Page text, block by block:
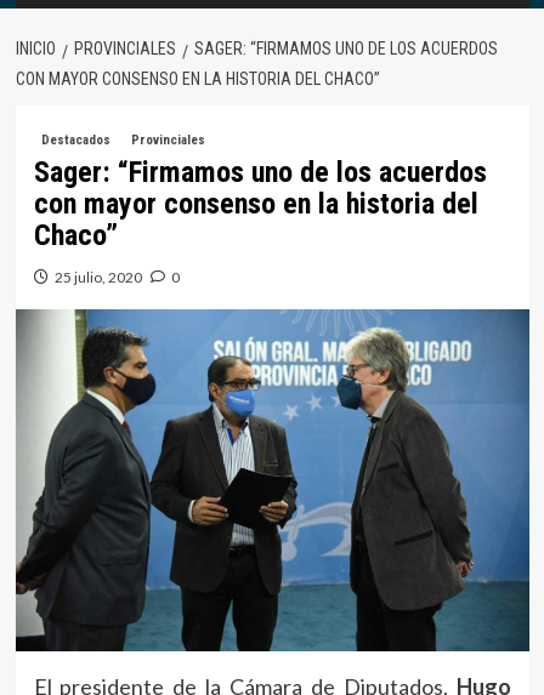
INICIO PROVINCIALES
SAGER: “FIRMAMOS UNO DE LOS ACUERDOS
CON MAYOR CONSENSO EN LA HISTORIA DEL CHACO”
Destacados Provinciales
Sager: “Firmamos uno de los acuerdos
con mayor consenso en la historia del
Chaco”
25 julio, 2020 0
El presidente de la Cámara de Diputados, Hugo